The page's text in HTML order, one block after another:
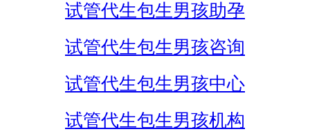
试管代生包生男孩助孕
试管代生包生男孩咨询
试管代生包生男孩中心
试管代生包生男孩机构